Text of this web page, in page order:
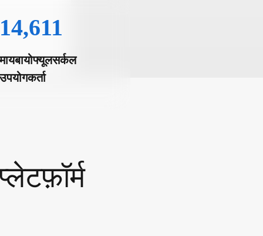
14,611
मायबायोफ्यूलसर्कल
उपयोगकर्ता